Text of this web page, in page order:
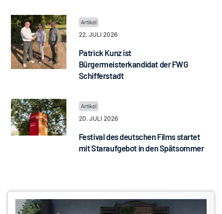
22. JULI 2026
Patrick Kunz ist
Bürgermeisterkandidat der FWG
Schifferstadt
20. JULI 2026
Festival des deutschen Films startet
mit Staraufgebot in den Spätsommer